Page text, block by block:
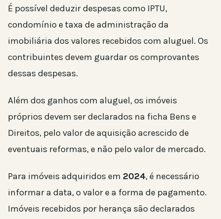
É possível deduzir despesas como IPTU,
condomínio e taxa de administração da
imobiliária dos valores recebidos com aluguel. Os
contribuintes devem guardar os comprovantes
dessas despesas.
Além dos ganhos com aluguel, os imóveis
próprios devem ser declarados na ficha Bens e
Direitos, pelo valor de aquisição acrescido de
eventuais reformas, e não pelo valor de mercado.
Para imóveis adquiridos em 2024, é necessário
informar a data, o valor e a forma de pagamento.
Imóveis recebidos por herança são declarados